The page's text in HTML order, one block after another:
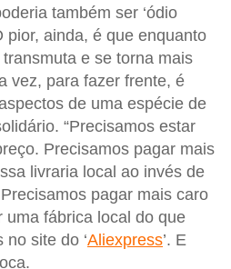
também ser ‘ódio
pior, ainda, é que enquanto
transmuta e se torna mais
vez, para fazer frente, é
de uma espécie de
“Precisamos estar
Precisamos pagar mais
livraria local ao invés de
pagar mais caro
uma fábrica local do que
site do ‘Aliexpress’. E